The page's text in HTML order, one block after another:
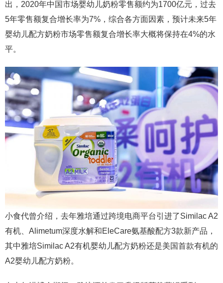
出，2020年中国市场婴幼儿奶粉零售额约为1700亿元，过去
5年零售额复合增长率为7%，综合各方面因素，预计未来5年
婴幼儿配方奶粉市场零售额复合增长率大概将保持在4%的水
平。
小食代曾介绍，去年雅培通过跨境电商平台引进了Similac A2
有机、Alimetum深度水解和EleCare氨基酸配方3款新产品，
其中雅培Similac A2有机婴幼儿配方奶粉还是美国首款有机的
A2婴幼儿配方奶粉。